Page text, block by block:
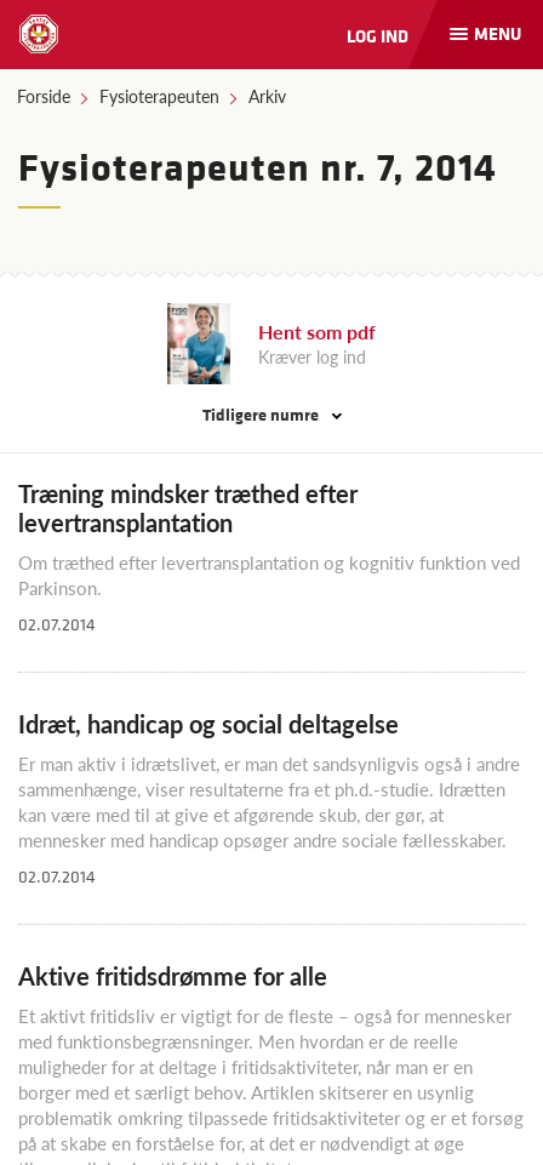
Åbn
og
MENU
LOG IND
Forside Fysioterapeuten Arkiv
Fysioterapeuten nr. 7, 2014
Hent som pdf
Kræver log ind
Tidligere numre
Træning mindsker træthed efter
levertransplantation
Om træthed efter levertransplantation og kognitiv funktion ved
Parkinson.
02.07.2014
Idræt, handicap og social deltagelse
Er man aktiv i idrætslivet, er man det sandsynligvis også i andre
sammenhænge, viser resultaterne fra et ph.d.-studie. Idrætten
kan være med til at give et afgørende skub, der gør, at
mennesker med handicap opsøger andre sociale fællesskaber.
02.07.2014
Aktive fritidsdrømme for alle
Et aktivt fritidsliv er vigtigt for de fleste – også for mennesker
med funktionsbegrænsninger. Men hvordan er de reelle
muligheder for at deltage i fritidsaktiviteter, når man er en
borger med et særligt behov. Artiklen skitserer en usynlig
problematik omkring tilpassede fritidsaktiviteter og er et forsøg
på at skabe en forståelse for, at det er nødvendigt at øge